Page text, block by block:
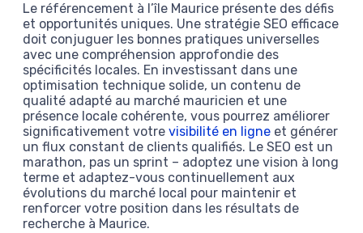
Le référencement à l’île Maurice présente des défis
et opportunités uniques. Une stratégie SEO efficace
doit conjuguer les bonnes pratiques universelles
avec une compréhension approfondie des
spécificités locales. En investissant dans une
optimisation technique solide, un contenu de
qualité adapté au marché mauricien et une
présence locale cohérente, vous pourrez améliorer
significativement votre visibilité en ligne et générer
un flux constant de clients qualifiés. Le SEO est un
marathon, pas un sprint – adoptez une vision à long
terme et adaptez-vous continuellement aux
évolutions du marché local pour maintenir et
renforcer votre position dans les résultats de
recherche à Maurice.